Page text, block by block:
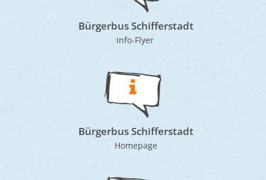
Bürgerbus Schifferstadt
Info-Flyer
Bürgerbus Schifferstadt
Homepage